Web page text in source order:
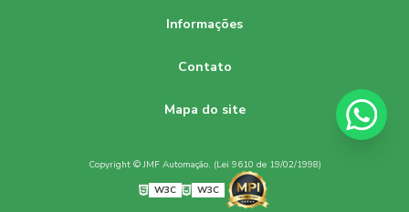
Informações
Contato
Mapa do site
Copyright © JMF Automação. (Lei 9610 de 19/02/1998)
W3C
W3C